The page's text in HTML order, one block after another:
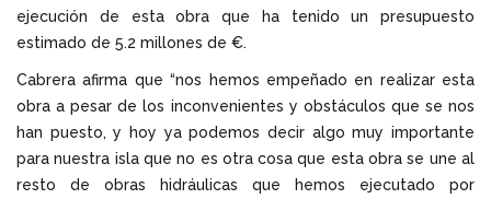
ejecución de esta obra que ha tenido un presupuesto
estimado de 5.2 millones de €.
Cabrera afirma que “nos hemos empeñado en realizar esta
obra a pesar de los inconvenientes y obstáculos que se nos
han puesto, y hoy ya podemos decir algo muy importante
para nuestra isla que no es otra cosa que esta obra se une al
resto de obras hidráulicas que hemos ejecutado por